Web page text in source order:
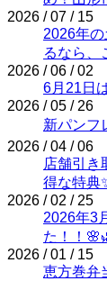
2026 / 07 / 15
2026年
るなら、
2026 / 06 / 02
6月21日
2026 / 05 / 26
新パンフ
2026 / 04 / 06
店舗引き
得な特典
2026 / 02 / 25
2026年3
た！！
2026 / 01 / 15
恵方巻弁